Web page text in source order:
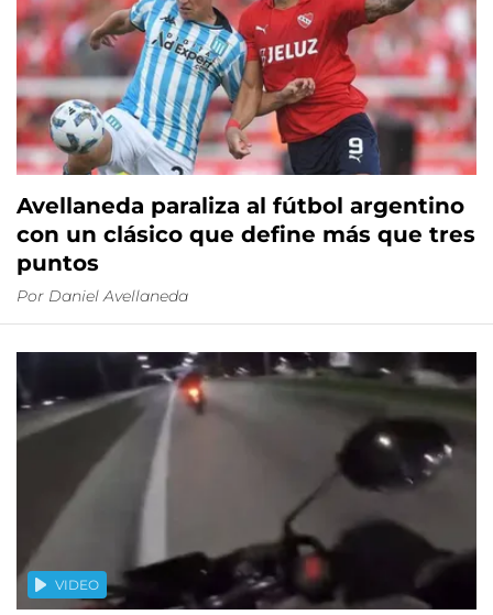
Avellaneda paraliza al fútbol argentino
con un clásico que define más que tres
puntos
Por Daniel Avellaneda
VIDEO